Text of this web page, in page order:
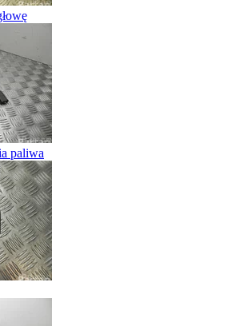
paliwa